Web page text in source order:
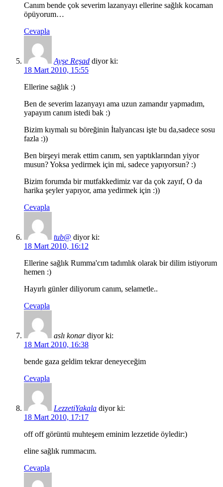
Canım bende çok severim lazanyayı ellerine sağlık kocaman
öpüyorum…
Cevapla
Ayşe Reşad diyor ki:
18 Mart 2010, 15:55
Ellerine sağlık :)
Ben de severim lazanyayı ama uzun zamandır yapmadım,
yapayım canım istedi bak :)
Bizim kıymalı su böreğinin İtalyancası işte bu da,sadece sosu
fazla :))
Ben birşeyi merak ettim canım, sen yaptıklarından yiyor
musun? Yoksa yedirmek için mi, sadece yapıyorsun? :)
Bizim forumda bir mutfakkedimiz var da çok zayıf, O da
harika şeyler yapıyor, ama yedirmek için :))
Cevapla
tub@ diyor ki:
18 Mart 2010, 16:12
Ellerine sağlık Rumma'cım tadımlık olarak bir dilim istiyorum
hemen :)
Hayırlı günler diliyorum canım, selametle..
Cevapla
aslı konar diyor ki:
18 Mart 2010, 16:38
bende gaza geldim tekrar deneyeceğim
Cevapla
LezzetiYakala diyor ki:
18 Mart 2010, 17:17
off off görüntü muhteşem eminim lezzetide öyledir:)
eline sağlık rummacım.
Cevapla